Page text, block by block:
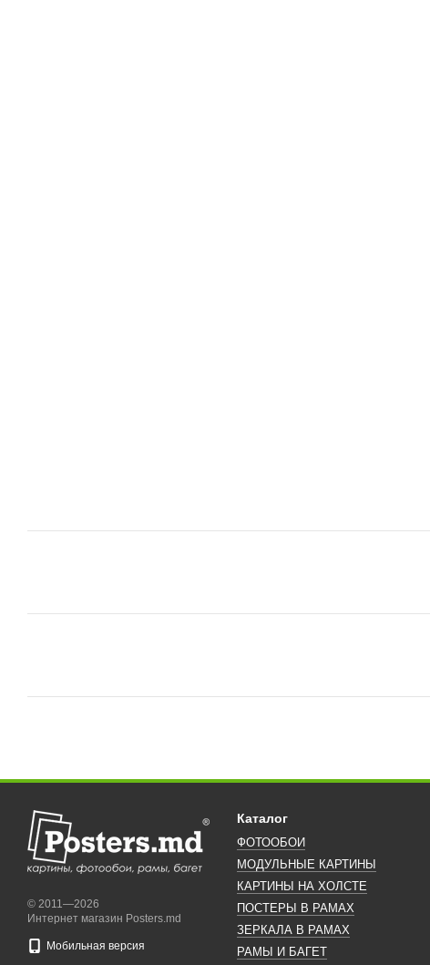
© 2011—2026
Интернет магазин Posters.md
Мобильная версия
Каталог
ФОТООБОИ
МОДУЛЬНЫЕ КАРТИНЫ
КАРТИНЫ НА ХОЛСТЕ
ПОСТЕРЫ В РАМАХ
ЗЕРКАЛА В РАМАХ
РАМЫ И БАГЕТ